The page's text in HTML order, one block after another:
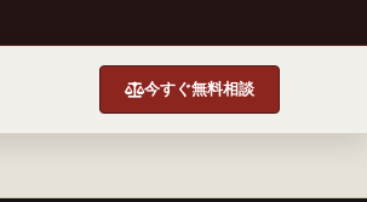
今すぐ無料相談